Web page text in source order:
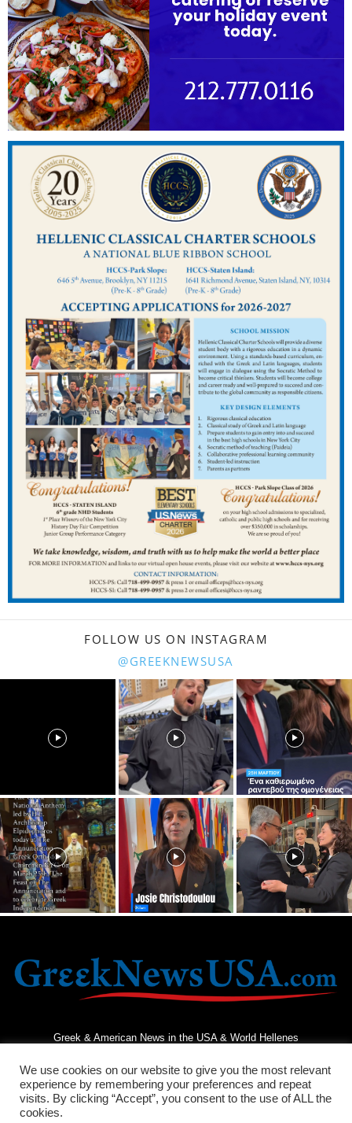
FOLLOW US ON INSTAGRAM
@GREEKNEWSUSA
Greek & American News in the USA & World Hellenes
We use cookies on our website to give you the most relevant
experience by remembering your preferences and repeat
visits. By clicking “Accept”, you consent to the use of ALL the
cookies.